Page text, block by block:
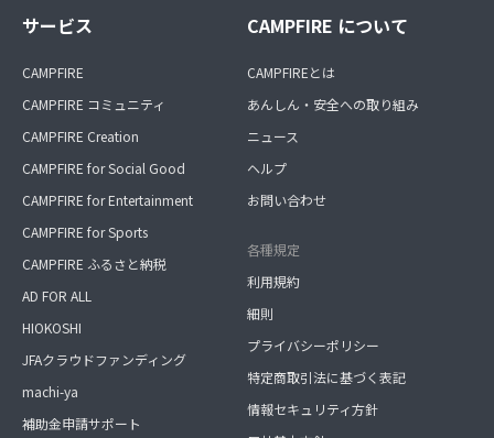
サービス
CAMPFIRE
CAMPFIRE コミュニティ
CAMPFIRE Creation
CAMPFIRE for Social Good
CAMPFIRE for Entertainment
CAMPFIRE for Sports
CAMPFIRE ふるさと納税
AD FOR ALL
HIOKOSHI
JFAクラウドファンディング
machi-ya
補助金申請サポート
CAMPFIRE について
CAMPFIREとは
あんしん・安全への取り組み
ニュース
ヘルプ
お問い合わせ
各種規定
利用規約
細則
プライバシーポリシー
特定商取引法に基づく表記
情報セキュリティ方針